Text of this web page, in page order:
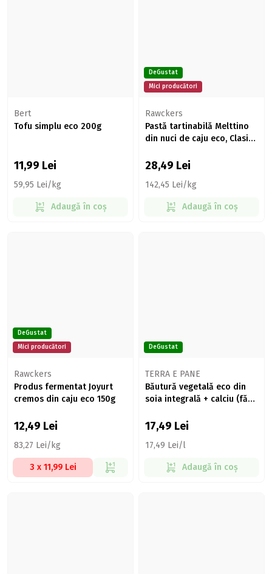
Bert
Tofu simplu eco 200g
11,99 Lei
59,95 Lei/kg
Adaugă în coș
DeGustat
Mici producători
Rawckers
Pastă tartinabilă Melttino
din nuci de caju eco, Clasic
28,49 Lei
142,45 Lei/kg
Adaugă în coș
DeGustat
Mici producători
Rawckers
Produs fermentat Joyurt
cremos din caju eco 150g
12,49 Lei
83,27 Lei/kg
3 x 11,99 Lei
DeGustat
TERRA E PANE
Băutură vegetală eco din
soia integrală + calciu (fără
17,49 Lei
17,49 Lei/l
Adaugă în coș